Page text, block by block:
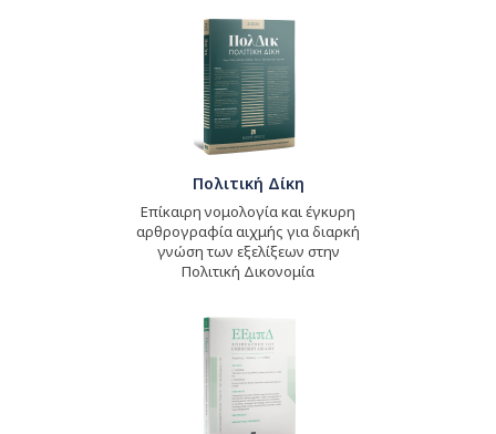
Πολιτική Δίκη
Επίκαιρη νομολογία και έγκυρη
αρθρογραφία αιχμής για διαρκή
γνώση των εξελίξεων στην
Πολιτική Δικονομία